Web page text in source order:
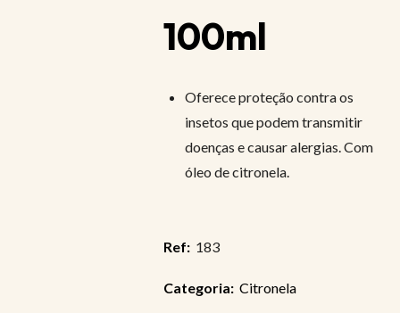
100ml
Oferece proteção contra os
insetos que podem transmitir
doenças e causar alergias. Com
óleo de citronela.
Ref: 183
Categoria: Citronela